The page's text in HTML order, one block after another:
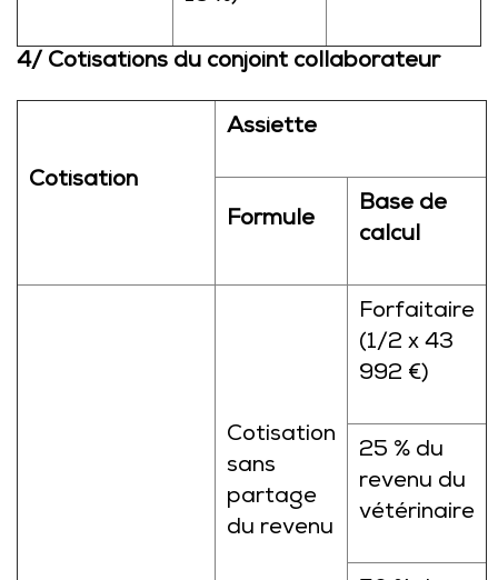
4/ Cotisations du conjoint collaborateur
Cotisation
Assiette
Formule
Base de
calcul
Cotisation
sans
partage
du revenu
Forfaitaire
(1/2 x 43
992 €)
25 % du
revenu du
vétérinaire